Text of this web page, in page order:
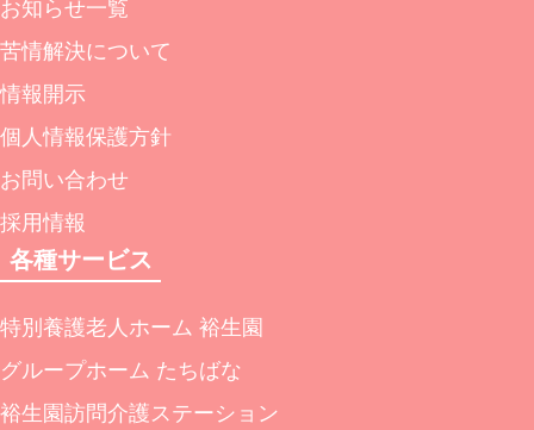
苦情解決について
情報開示
個人情報保護方針
お問い合わせ
採用情報
各種サービス
特別養護老人ホーム 裕生園
グループホーム たちばな
裕生園訪問介護ステーション